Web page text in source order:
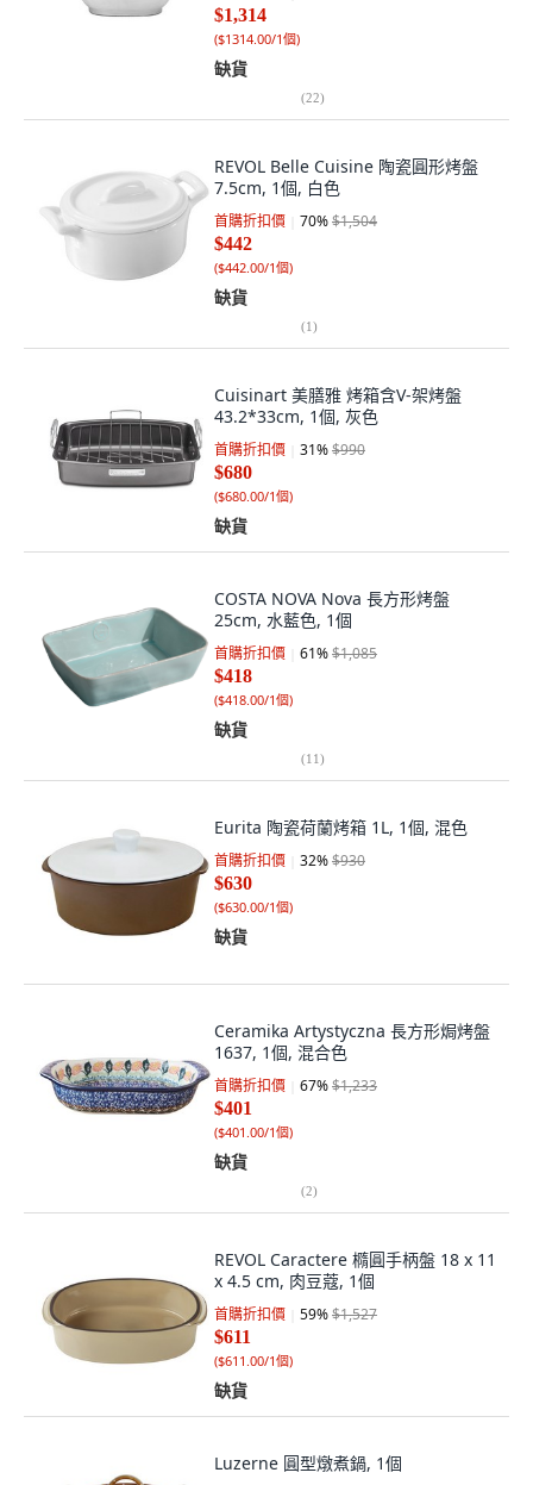
$1,314
($1314.00/1個)
缺貨
(22)
REVOL Belle Cuisine 陶瓷圓形烤盤
7.5cm, 1個, 白色
首購折扣價 70%$1,504
$442
($442.00/1個)
缺貨
(1)
Cuisinart 美膳雅 烤箱含V-架烤盤
43.2*33cm, 1個, 灰色
首購折扣價 31%$990
$680
($680.00/1個)
缺貨
COSTA NOVA Nova 長方形烤盤
25cm, 水藍色, 1個
首購折扣價 61%$1,085
$418
($418.00/1個)
缺貨
(11)
Eurita 陶瓷荷蘭烤箱 1L, 1個, 混色
首購折扣價 32%$930
$630
($630.00/1個)
缺貨
Ceramika Artystyczna 長方形焗烤盤
1637, 1個, 混合色
首購折扣價 67%$1,233
$401
($401.00/1個)
缺貨
(2)
REVOL Caractere 橢圓手柄盤 18 x 11
x 4.5 cm, 肉豆蔻, 1個
首購折扣價 59%$1,527
$611
($611.00/1個)
缺貨
Luzerne 圓型燉煮鍋, 1個